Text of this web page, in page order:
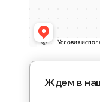
В каталоге
Ждем в